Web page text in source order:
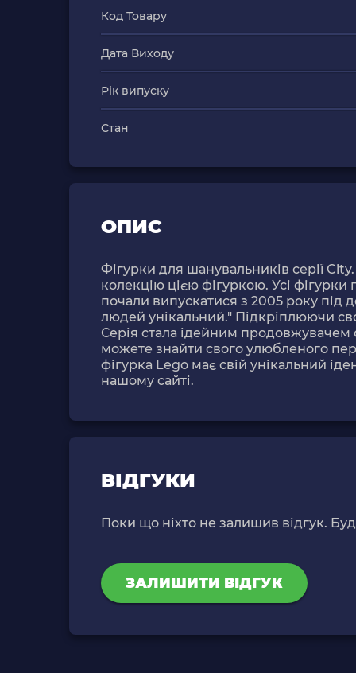
Код Товару
Дата Виходу
Рік випуску
Стан
ОПИС
Фігурки для шанувальників серії
колекцію цією фігуркою. Усі фігурки
почали випускатися з 2005 року під
людей унікальний." Підкріплюючи
Серія стала ідейним продовжувачем
можете знайти свого улюбленого
фігурка Lego має свій унікальний
нашому сайті.
ВІДГУКИ
Поки що ніхто не залишив відгук.
ЗАЛИШИТИ ВІДГУК